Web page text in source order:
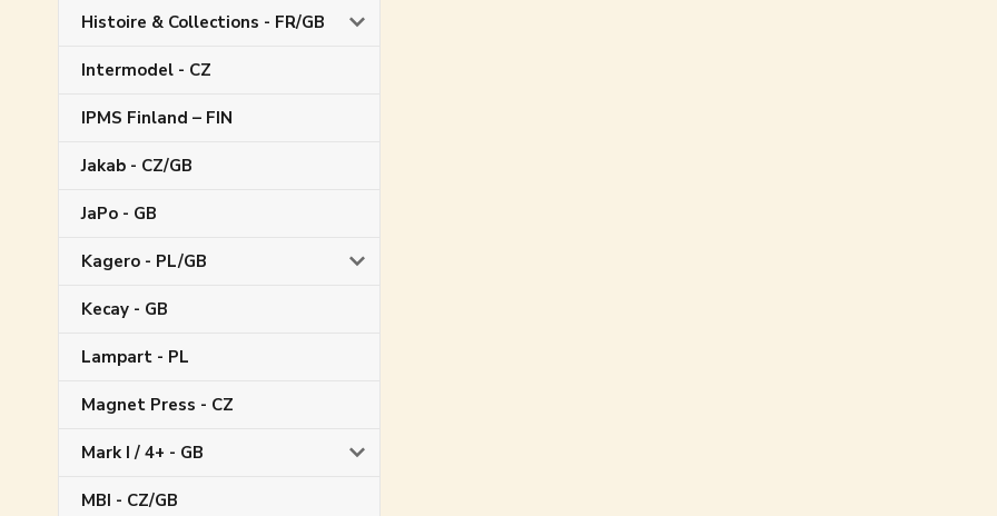
Histoire & Collections - FR/GB
Intermodel - CZ
IPMS Finland – FIN
Jakab - CZ/GB
JaPo - GB
Kagero - PL/GB
Kecay - GB
Lampart - PL
Magnet Press - CZ
Mark I / 4+ - GB
MBI - CZ/GB